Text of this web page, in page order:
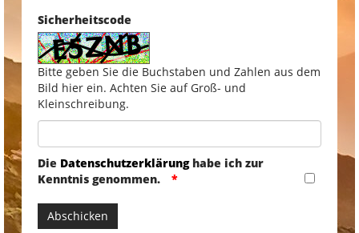
Sicherheitscode
Bitte geben Sie die Buchstaben und Zahlen aus dem
Bild hier ein. Achten Sie auf Groß- und
Kleinschreibung.
Die Datenschutzerklärunghabe ich zur
Kenntnis genommen.
Abschicken